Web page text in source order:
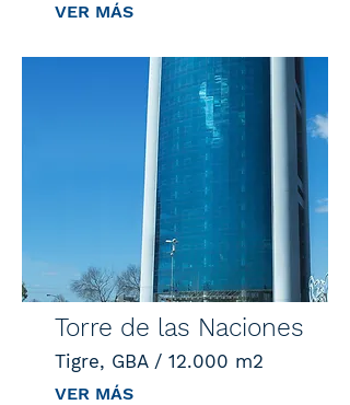
VER MÁS
Torre de las Naciones
Tigre, GBA / 12.000 m2
VER MÁS